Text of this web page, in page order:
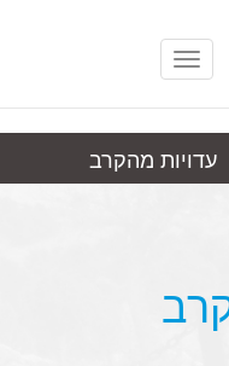
Toggle
navigation
עדויות מהקרב